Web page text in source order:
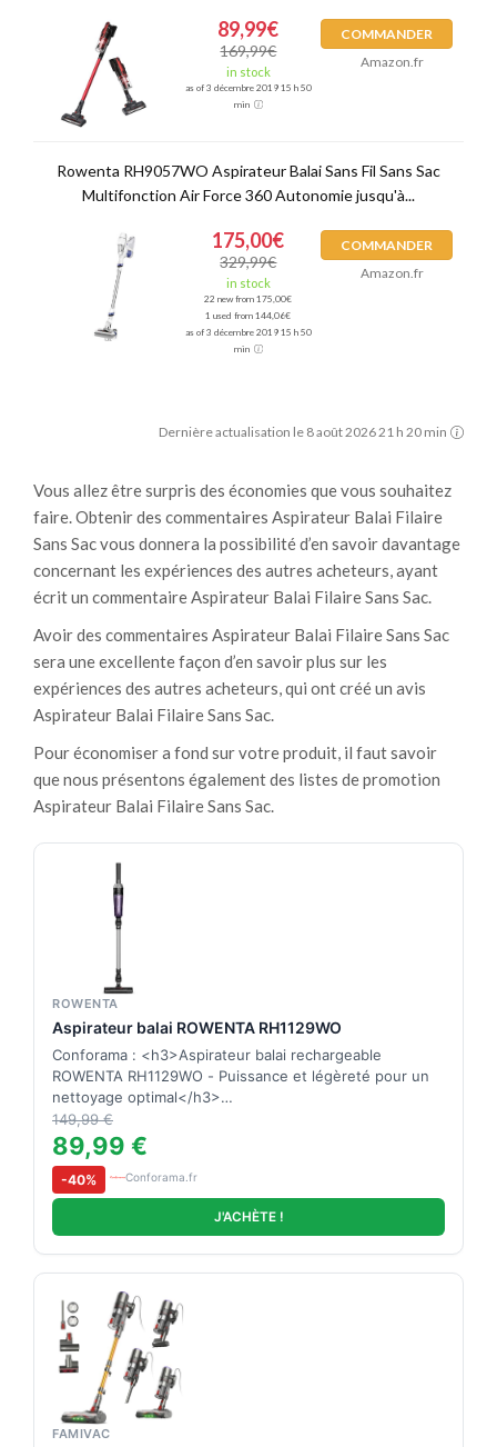
89,99€
169,99€
in stock
as of 3 décembre 2019 15 h 50
min
COMMANDER
Amazon.fr
Rowenta RH9057WO Aspirateur Balai Sans Fil Sans Sac
Multifonction Air Force 360 Autonomie jusqu'à...
175,00€
329,99€
in stock
22 new from 175,00€
1 used from 144,06€
as of 3 décembre 2019 15 h 50
min
COMMANDER
Amazon.fr
Dernière actualisation le 8 août 2026 21 h 20 min
Vous allez être surpris des économies que vous souhaitez
faire. Obtenir des commentaires Aspirateur Balai Filaire
Sans Sac vous donnera la possibilité d’en savoir davantage
concernant les expériences des autres acheteurs, ayant
écrit un commentaire Aspirateur Balai Filaire Sans Sac.
Avoir des commentaires Aspirateur Balai Filaire Sans Sac
sera une excellente façon d’en savoir plus sur les
expériences des autres acheteurs, qui ont créé un avis
Aspirateur Balai Filaire Sans Sac.
Pour économiser a fond sur votre produit, il faut savoir
que nous présentons également des listes de promotion
Aspirateur Balai Filaire Sans Sac.
ROWENTA
Aspirateur balai ROWENTA RH1129WO
Conforama : <h3>Aspirateur balai rechargeable
ROWENTA RH1129WO - Puissance et légèreté pour un
nettoyage optimal</h3>…
149,99 €
89,99 €
-40% Conforama.fr
J'ACHÈTE !
FAMIVAC